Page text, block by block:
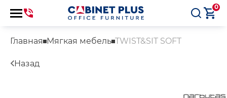
0
Главная Мягкая мебель TWIST&SIT SOFT
Назад